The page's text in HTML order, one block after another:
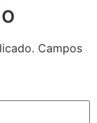
Campos